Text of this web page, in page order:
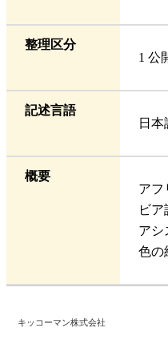
整理区分
1 公
記述言語
日本
概要
アフ
ビ
アシ
色の
キッコーマン株式会社